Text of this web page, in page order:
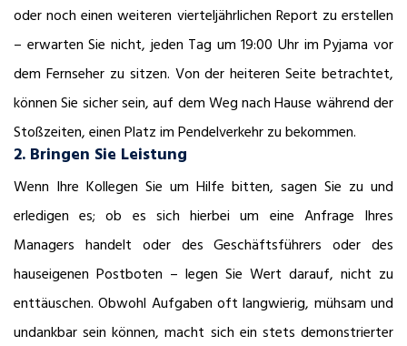
oder noch einen weiteren vierteljährlichen Report zu erstellen
– erwarten Sie nicht, jeden Tag um 19:00 Uhr im Pyjama vor
dem Fernseher zu sitzen. Von der heiteren Seite betrachtet,
können Sie sicher sein, auf dem Weg nach Hause während der
Stoßzeiten, einen Platz im Pendelverkehr zu bekommen.
2. Bringen Sie Leistung
Wenn Ihre Kollegen Sie um Hilfe bitten, sagen Sie zu und
erledigen es; ob es sich hierbei um eine Anfrage Ihres
Managers handelt oder des Geschäftsführers oder des
hauseigenen Postboten – legen Sie Wert darauf, nicht zu
enttäuschen. Obwohl Aufgaben oft langwierig, mühsam und
undankbar sein können, macht sich ein stets demonstrierter